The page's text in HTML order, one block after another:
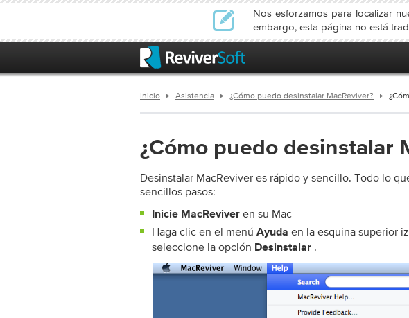
Nos esforzamos para localizar
embargo, esta página no está
Inicio Asistencia ¿Cómo puedo desinstalar MacReviver?
¿Cómo puedo desinstalar
Desinstalar MacReviver es rápido y sencillo. Todo lo
sencillos pasos:
Inicie MacReviver en su Mac
Haga clic en el menú Ayuda en la esquina superior
seleccione la opción Desinstalar .